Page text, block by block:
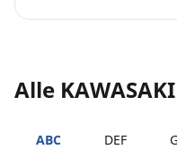
Alle
ABC DEF